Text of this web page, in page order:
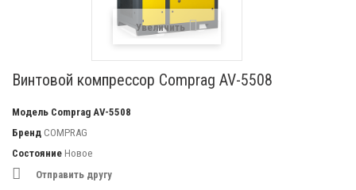
Увеличить
Винтовой компрессор Comprag AV-5508
Модель Comprag AV-5508
Бренд COMPRAG
Состояние Новое
Отправить другу